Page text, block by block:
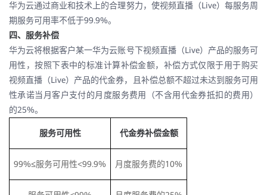
华为云通过商业和技术上的合理努力，使视频直播（Live）每服务周
期服务可用率不低于99.9%。
四、服务补偿
华为云将根据客户某一华为云账号下视频直播（Live）产品的服务可
用性，按照下表中的标准计算补偿金额，补偿方式仅限于用于购买
视频直播（Live）产品的代金券，且补偿总额不超过未达到服务可用
性承诺当月客户支付的月度服务费用（不含用代金券抵扣的费用）
的25%。
服务可用性 代金券补偿金额
99%≤服务可用性<99.9% 月度服务费的10%